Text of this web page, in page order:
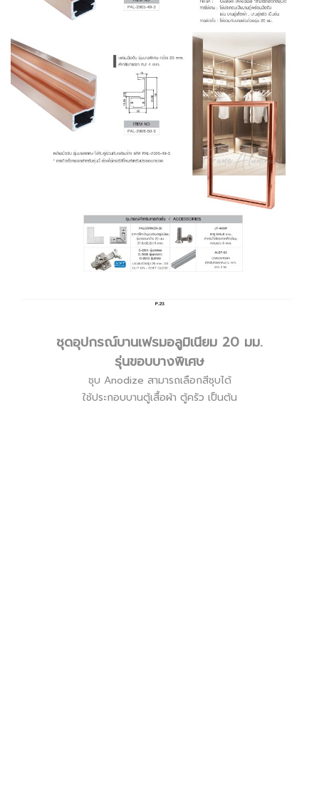
ชุดอุปกรณ์บานเฟรมอลูมิเนียม 20 มม.
รุ่นขอบบางพิเศษ
ชุบ Anodize สามารถเลือกสีชุบได้
ใช้ประกอบบานตู้เสื้อผ้า ตู้ครัว เป็นต้น